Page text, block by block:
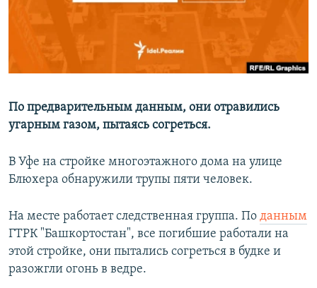
ПОДПИШИТЕСЬ НА РАССЫЛКУ
СОЦИАЛЬНЫЕ СЕТИ
По предварительным данным, они отравились
угарным газом, пытаясь согреться.
В Уфе на стройке многоэтажного дома на улице
Блюхера обнаружили трупы пяти человек.
На месте работает следственная группа. По данным
ГТРК "Башкортостан", все погибшие работали на
этой стройке, они пытались согреться в будке и
разожгли огонь в ведре.